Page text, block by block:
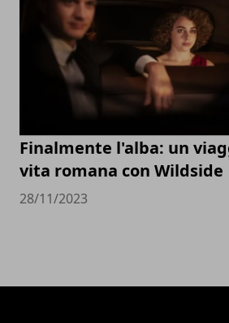
Finalmente l'alba: un
vita romana con Wildside
28/11/2023